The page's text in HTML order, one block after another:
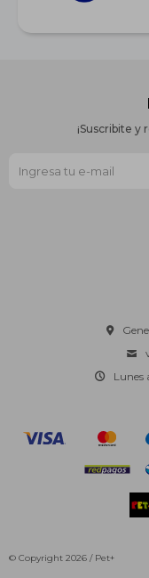
Lunes
¡Suscribite y
© Copyright 2026 / Pet+